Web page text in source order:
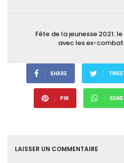
Fête de la jeunesse 2021:
avec les ex-
SHARE
PIN SEND
LAISSER UN COMMENTAIRE